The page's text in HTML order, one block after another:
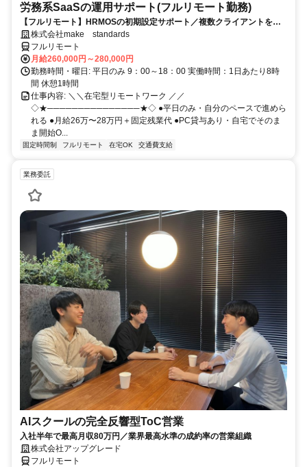
労務系SaaSの運用サポート(フルリモート勤務)
【フルリモート】HRMOSの初期設定サポート／複数クライアントを同
時進行／業務経験無しでもOK
株式会社make standards
フルリモート
月給260,000円～280,000円
勤務時間・曜日: 平日のみ 9：00～18：00 実働時間：1日あたり8時
間 休憩1時間
仕事内容: ＼＼在宅型リモートワーク ／／
◇★───────────────★◇ ●平日のみ・自分のペースで進めら
れる ●月給26万〜28万円＋固定残業代 ●PC貸与あり・自宅でそのま
ま開始O...
固定時間制 フルリモート 在宅OK 交通費支給
業務委託
AIスクールの完全反響型ToC営業
入社半年で最高月収80万円／業界最高水準の成約率の営業組織
株式会社アップグレード
フルリモート